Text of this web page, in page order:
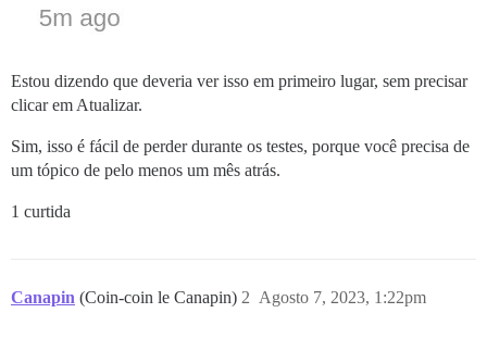
Estou dizendo que deveria ver isso em primeiro lugar, sem precisar
clicar em Atualizar.
Sim, isso é fácil de perder durante os testes, porque você precisa de
um tópico de pelo menos um mês atrás.
1 curtida
Canapin (Coin-coin le Canapin) Agosto 7, 2023, 1:22pm
2